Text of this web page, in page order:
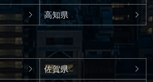
高知県
佐賀県